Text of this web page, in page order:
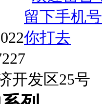
开发区25号